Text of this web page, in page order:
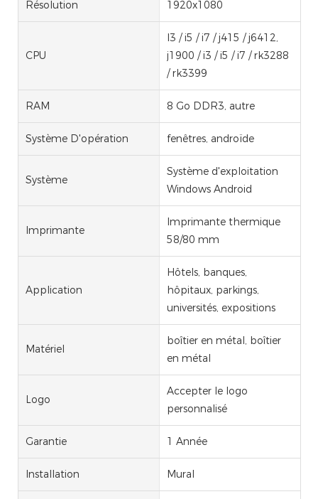
Résolution 1920x1080
CPU
I3 / i5 / i7 / j415 / j6412,
j1900 / i3 / i5 / i7 / rk3288
/ rk3399
RAM 8 Go DDR3, autre
Système D'opération fenêtres, androïde
Système
Système d'exploitation
Windows Android
Imprimante
Imprimante thermique
58/80 mm
Application
Hôtels, banques,
hôpitaux, parkings,
universités, expositions
Matériel
boîtier en métal, boîtier
en métal
Logo
Accepter le logo
personnalisé
Garantie 1 Année
Installation Mural